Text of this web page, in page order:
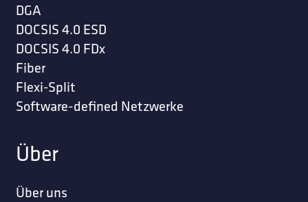
DGA
DOCSIS 4.0 ESD
DOCSIS 4.0 FDx
Fiber
Flexi-Split
Software-defined Netzwerke
Über
Über uns